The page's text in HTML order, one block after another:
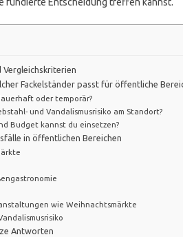
Vergleichskriterien
Fackelständer passt für öffentliche
oder temporär?
und Vandalismusrisiko am Standort?
Budget kannst du einsetzen?
in öffentlichen Bereichen
wie Weihnachtsmärkte
Antworten